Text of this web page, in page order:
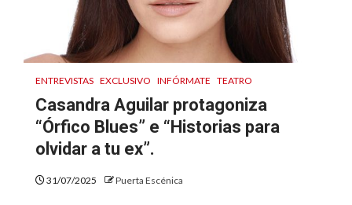
ENTREVISTAS EXCLUSIVO INFÓRMATE TEATRO
Casandra Aguilar protagoniza
“Órfico Blues” e “Historias para
olvidar a tu ex”.
31/07/2025 Puerta Escénica